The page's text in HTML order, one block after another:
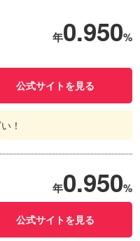
年0.950%
公式サイトを見る
！
年0.950%
公式サイトを見る